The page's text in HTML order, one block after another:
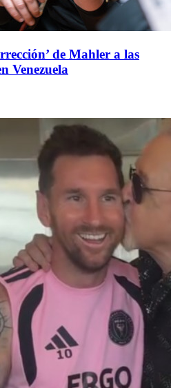
de Mahler a las
Venezuela